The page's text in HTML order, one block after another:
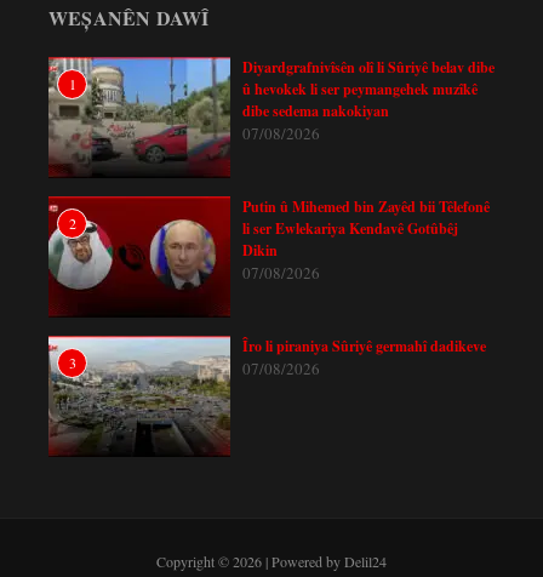
WEȘANÊN DAWÎ
1
Diyardgrafnivîsên olî li Sûriyê belav dibe
û hevokek li ser peymangehek muzîkê
dibe sedema nakokiyan
07/08/2026
2
Putin û Mihemed bin Zayêd bii Têlefonê
li ser Ewlekariya Kendavê Gotûbêj
Dikin
07/08/2026
3
Îro li piraniya Sûriyê germahî dadikeve
07/08/2026
Copyright © 2026 | Powered by Delil24